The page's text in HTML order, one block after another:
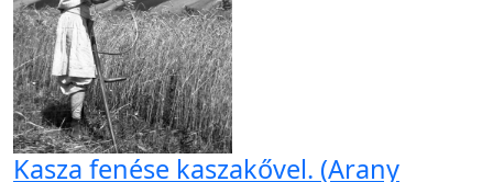
Kasza fenése kaszakővel. (Arany